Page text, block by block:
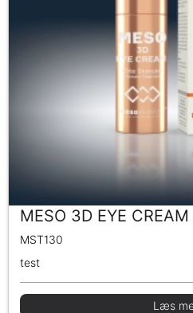
MESO 3D EYE
MST130
test
Læs